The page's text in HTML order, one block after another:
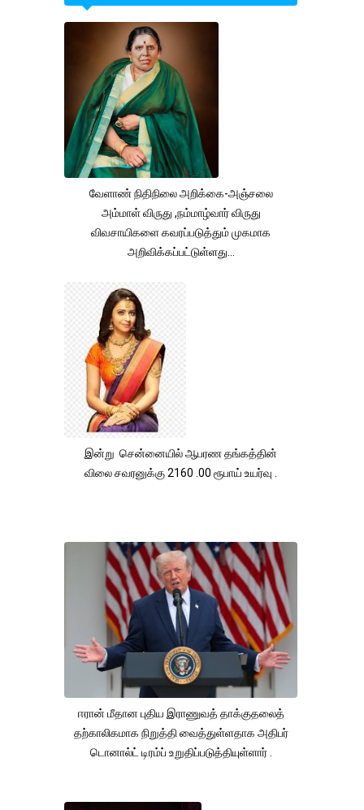
வேளாண் நிதிநிலை அறிக்கை-அஞ்சலை
அம்மாள் விருது ,நம்மாழ்வார் விருது
விவசாயிகளை கவரப்படுத்தும் முகமாக
அறிவிக்கப்பட்டுள்ளது...
இன்று சென்னையில் ஆபரண தங்கத்தின்
விலை சவரனுக்கு 2160 .00 ரூபாய் உயர்வு .
ஈரான் மீதான புதிய இராணுவத் தாக்குதலைத்
தற்காலிகமாக நிறுத்தி வைத்துள்ளதாக அதிபர்
டொனால்ட் டிரம்ப் உறுதிப்படுத்தியுள்ளார் .